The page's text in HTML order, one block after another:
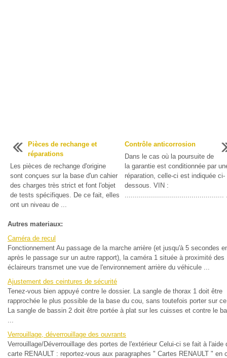
Pièces de rechange et
réparations
Les pièces de rechange d'origine
sont conçues sur la base d'un cahier
des charges très strict et font l'objet
de tests spécifiques. De ce fait, elles
ont un niveau de ...
Contrôle anticorrosion
Dans le cas où la poursuite de
la garantie est conditionnée par
réparation, celle-ci est indiquée ci-
dessous. VIN :
.................................................
Autres materiaux:
Caméra de recul
Fonctionnement Au passage de la marche arrière (et jusqu'à 5 secondes
après le passage sur un autre rapport), la caméra 1 située à proximité des
éclaireurs transmet une vue de l'environnement arrière du véhicule ...
Ajustement des ceintures de sécurité
Tenez-vous bien appuyé contre le dossier. La sangle de thorax 1 doit être
rapprochée le plus possible de la base du cou, sans toutefois porter sur
La sangle de bassin 2 doit être portée à plat sur les cuisses et contre le
...
Verrouillage, déverrouillage des ouvrants
Verrouillage/Déverrouillage des portes de l'extérieur Celui-ci se fait à l'aide
carte RENAULT : reportez-vous aux paragraphes " Cartes RENAULT " en